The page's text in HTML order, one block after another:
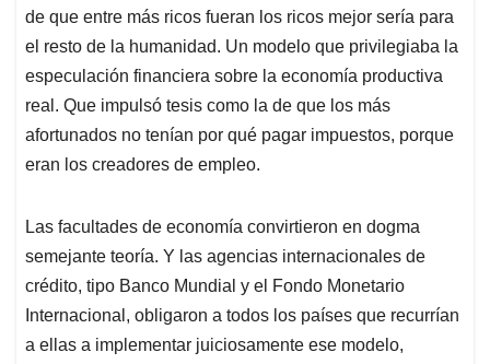
p
k
n
de que entre más ricos fueran los ricos mejor sería para
el resto de la humanidad. Un modelo que privilegiaba la
especulación financiera sobre la economía productiva
real. Que impulsó tesis como la de que los más
afortunados no tenían por qué pagar impuestos, porque
eran los creadores de empleo.
Las facultades de economía convirtieron en dogma
semejante teoría. Y las agencias internacionales de
crédito, tipo Banco Mundial y el Fondo Monetario
Internacional, obligaron a todos los países que recurrían
a ellas a implementar juiciosamente ese modelo,